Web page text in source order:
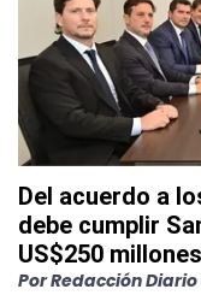
Del acuerdo a
debe cumplir
US$250
PorRedacción